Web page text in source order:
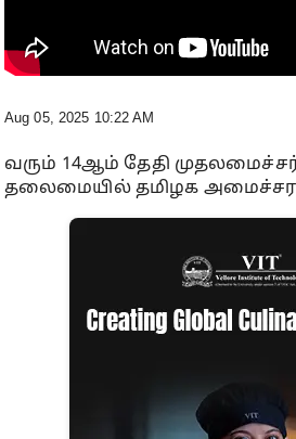
Aug 05, 2025 10:22 AM
வரும் 14ஆம் தேதி
தலைமையில் தமிழக